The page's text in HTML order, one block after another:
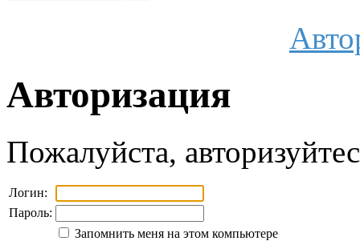
Авторизация
Пожалуйста,
Логин:
Пароль:
Запомнить меня на этом компьютере